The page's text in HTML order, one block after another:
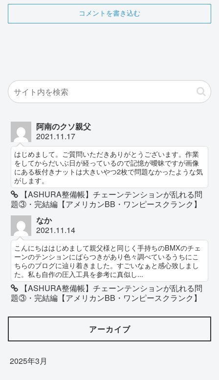
コメントを書き込む
阿南のクソ親父
2021.11.17
はじめまして。ご質問いただきありがとうございます。作業
をしてからだいぶ日が経っているので記憶が曖昧ですが画像
にある板付きナットは大きいやつ2枚で問題なかったような気
がします。
【ASHURA整備帳】チェーンテンションが乱れる問
題③・完結編【アメリカンBB・ワンピースクランク】
なか
2021.11.14
こんにちははじめまして親父様と同じく手持ちのBMXのチェ
ーンのテンションにばらつきがあり色々調べているうちにこ
ちらのブログに辿り着きました。すごいなぁと感心致しまし
た。私も自作の圧入工具を参考に真似し...
【ASHURA整備帳】チェーンテンションが乱れる問
題③・完結編【アメリカンBB・ワンピースクランク】
アーカイブ
2025年3月